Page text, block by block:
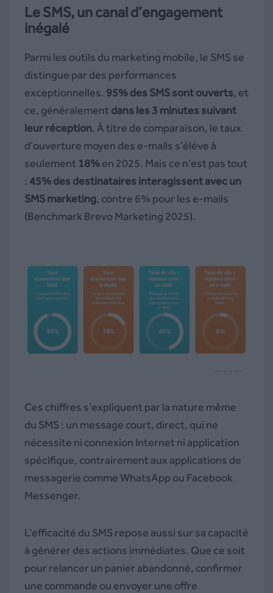
Le SMS, un canal d’engagement
inégalé
Parmi les outils du marketing mobile, le SMS se
distingue par des performances
exceptionnelles. 95% des SMS sont ouverts, et
ce, généralement dans les 3 minutes suivant
leur réception. À titre de comparaison, le taux
d’ouverture moyen des e-mails s’élève à
seulement 18%en 2025. Mais ce n’est pas tout
: 45% des destinataires interagissent avec un
SMS marketing, contre 6% pour les e-mails
(Benchmark Brevo Marketing 2025).
Ces chiffres s’expliquent par la nature même
du SMS : un message court, direct, qui ne
nécessite ni connexion Internet ni application
spécifique, contrairement aux applications de
messagerie comme WhatsApp ou Facebook
Messenger.
L’efficacité du SMS repose aussi sur sa capacité
à générer des actions immédiates. Que ce soit
pour relancer un panier abandonné, confirmer
une commande ou envoyer une offre